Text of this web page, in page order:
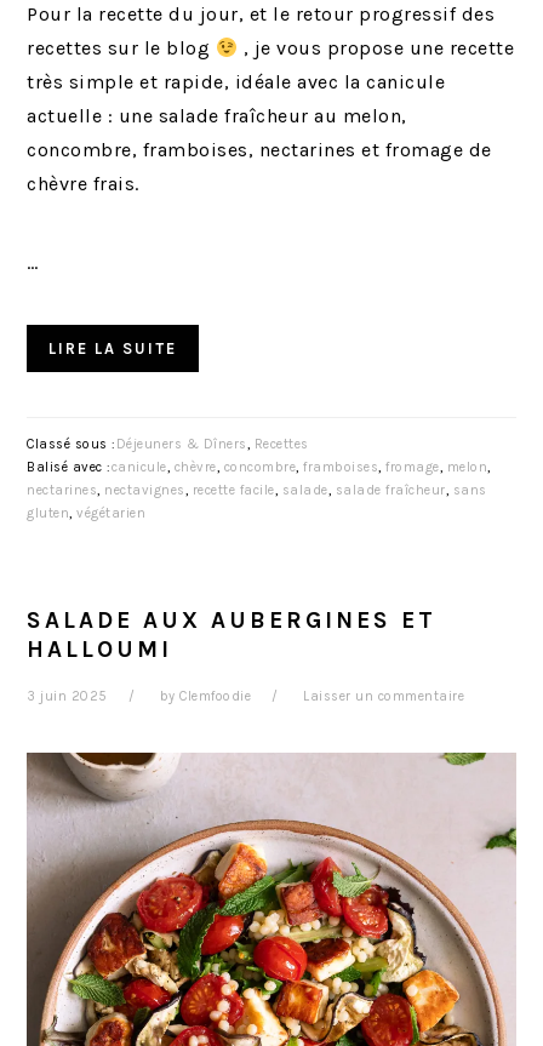
Pour la recette du jour, et le retour progressif des
recettes sur le blog
, je vous propose une recette
très simple et rapide, idéale avec la canicule
actuelle : une salade fraîcheur au melon,
concombre, framboises, nectarines et fromage de
chèvre frais.
…
LIRE LA SUITE
Classé sous : Déjeuners & Dîners, Recettes
Balisé avec :canicule, chèvre, concombre,framboises,fromage, melon,
nectarines, nectavignes, recette facile, salade, salade fraîcheur, sans
gluten,végétarien
SALADE AUX AUBERGINES ET
HALLOUMI
3 juin 2025 byClemfoodie Laisser un commentaire